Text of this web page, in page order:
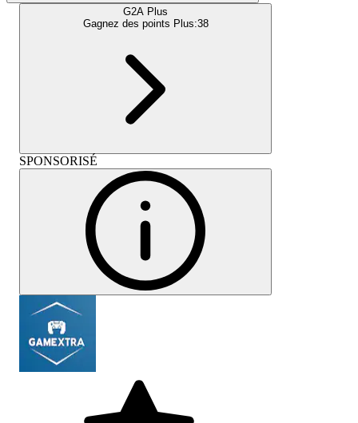
G2A Plus
Gagnez des points Plus:38
SPONSORISÉ